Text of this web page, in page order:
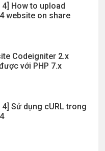
How to upload
website on share
Codeigniter 2.x
với PHP 7.x
Sử dụng cURL trong